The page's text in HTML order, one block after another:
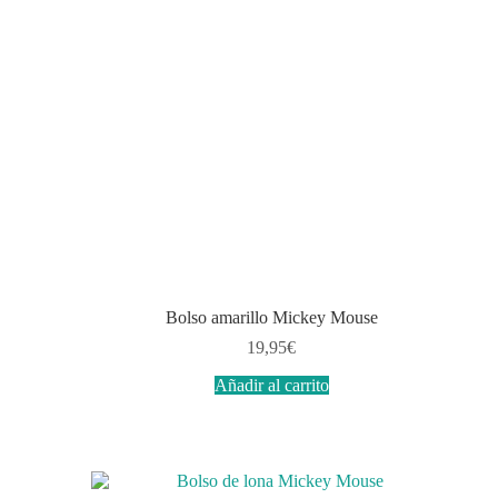
Bolso amarillo Mickey Mouse
19,95€
Añadir al carrito